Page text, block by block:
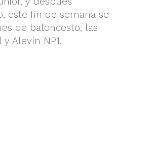
este fin de semana se
de baloncesto, las
Alevín NP1.